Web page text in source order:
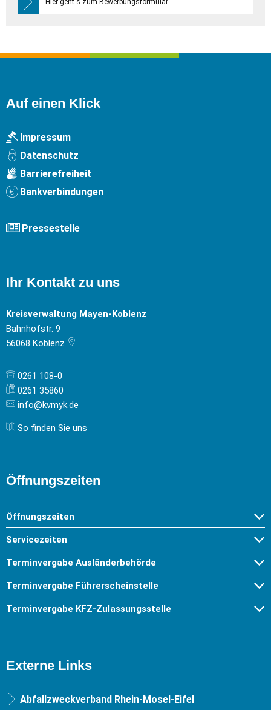
Hier geht's zum Bewerbungsformular
Auf einen Klick
Impressum
Datenschutz
Barrierefreiheit
Bankverbindungen
Pressestelle
Ihr Kontakt zu uns
Kreisverwaltung Mayen-Koblenz
Bahnhofstr. 9
56068 Koblenz
0261 108-0
0261 35860
info@kvmyk.de
So finden Sie uns
Öffnungszeiten
Öffnungszeiten
Servicezeiten
Terminvergabe Ausländerbehörde
Terminvergabe Führerscheinstelle
Terminvergabe KFZ-Zulassungsstelle
Externe Links
Abfallzweckverband Rhein-Mosel-Eifel